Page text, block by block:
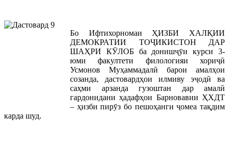
Бо Ифтихорномаи ҲИЗБИ ХАЛҚИИ
ДЕМОКРАТИИ ТОҶИКИСТОН ДАР
ШАҲРИ КӮЛОБ ба донишҷӯи курси 3-
юми факултети филологияи хориҷӣ
Усмонов Муҳаммадалӣ барои амалҳои
созанда, дастовардҳои илмиву эҷодӣ ва
саҳми арзанда гузоштан дар амалӣ
гардонидани ҳадафҳои Барновавии ҲХДТ
– ҳизби пирӯз бо пешоҳанги ҷомеа тақдим
карда шуд.